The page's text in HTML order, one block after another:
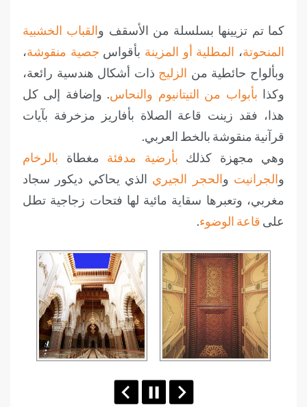
كما تم تزيينها بسلسلة من الأسقف والقباب الخشبية
المنحوتة، المطلية أو المزينة بأقواس جصية منقوشة،
وبألواح حائطية من الزليج ذات أشكال هندسية رائعة،
وكذا بأبواب من التيتانيوم والنحاس. وإضافة إلى كل
هذا، فقد زينت قاعة الصلاة بأفاريز مزخرفة بآيات
قرآنية منقوشة بالخط العربي.
وهي مجهزة كذلك بأرضية مدفئة مغطاة بالرخام
والجرانيت والحجر الجيري الذي يحاكي ديكور سجاد
مغربي، وتعبرها سقاية مائية لها فتحات زجاجية تطل
على قاعة الوضوء.